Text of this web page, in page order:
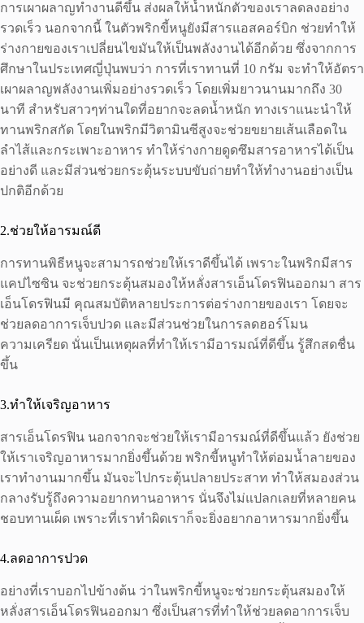
การเผาผลาญทำงานดีขึ้น ส่งผลให้น้ำหนักตัวของเราลดลงอย่าง
รวดเร็ว นอกจากนี้ ในตัวพริกขี้หนูยังมีสารแอสคอร์บิก ช่วยทำให้
ร่างกายของเราเปลี่ยนไขมันให้เป็นพลังงานได้อีกด้วย ซึ่งจากการ
ศึกษาในประเทศญี่ปุ่นพบว่า การที่เราทานที่ 10 กรัม จะทำให้อัตรา
เผาผลาญพลังงานเพิ่มอย่างรวดเร็ว โดยเพิ่มยาวนานมากถึง 30
นาที สำหรับสาวๆท่านใดที่อยากจะลดน้ำหนัก ทางเราแนะนำให้
ทานพริกสกัด โดยในพริกมีวิตามินซีสูงจะช่วยขยายเส้นเลือดใน
ลำไส้และกระเพาะอาหาร ทำให้ร่างกายดูดซึมสารอาหารได้เป็น
อย่างดี และมีส่วนช่วยกระตุ้นระบบขับถ่ายทำให้ทำงานอย่างเป็น
ปกติอีกด้วย
2.ช่วยให้อารมณ์ดี
การทานพิธีหนูจะสามารถช่วยให้เราดีขึ้นได้ เพราะในพริกมีสาร
แคปไซซิน จะช่วยกระตุ้นสมองให้หลั่งสารเอ็นโดรฟินออกมา สาร
เอ็นโดรฟินมี คุณสมบัติหลายประการต่อร่างกายของเรา โดยจะ
ช่วยลดอาการเจ็บปวด และมีส่วนช่วยในการลดฮอร์โมน
ความเครียด นั่นเป็นเหตุผลที่ทำให้เรามีอารมณ์ที่ดีขึ้น รู้สึกสดชื่น
ขึ้น
3.ทำให้เจริญอาหาร
สารเอ็นโดรฟิน นอกจากจะช่วยให้เรามีอารมณ์ที่ดีขึ้นแล้ว ยังช่วย
ให้เราเจริญอาหารมากยิ่งขึ้นด้วย พริกขี้หนูทำให้ต่อมน้ำลายของ
เราทำงานมากขึ้น มันจะไปกระตุ้นปลายประสาท ทำให้สมองส่วน
กลางรับรู้ถึงความอยากทานอาหาร นั่นจึงไม่แปลกเลยที่หลายคน
ชอบทานเผ็ด เพราะที่เราทำผิดเราก็จะยิ่งอยากอาหารมากยิ่งขึ้น
4.ลดอาการปวด
อย่างที่เราบอกไปข้างต้น ว่าในพริกขี้หนูจะช่วยกระตุ้นสมองให้
หลั่งสารเอ็นโดรฟินออกมา ซึ่งเป็นสารที่ทำให้ช่วยลดอาการเจ็บ